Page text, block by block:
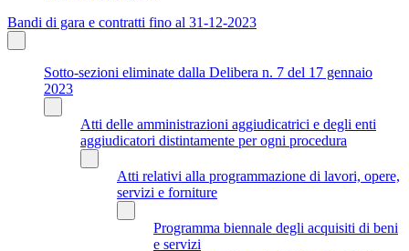
Bandi di gara e contratti fino al 31-12-2023
Sotto-sezioni eliminate dalla Delibera n. 7 del 17 gennaio
2023
Atti delle amministrazioni aggiudicatrici e degli enti
aggiudicatori distintamente per ogni procedura
Atti relativi alla programmazione di lavori, opere,
servizi e forniture
Programma biennale degli acquisiti di beni
e servizi